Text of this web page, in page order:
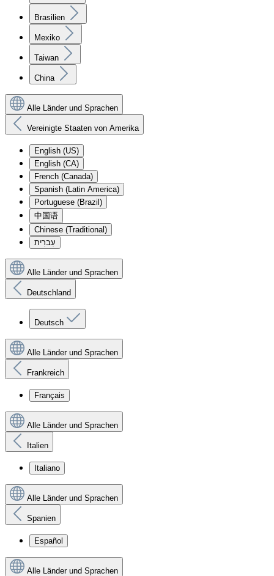
Brasilien
Mexiko
Taiwan
China
Alle Länder und Sprachen
Vereinigte Staaten von Amerika
English (US)
English (CA)
French (Canada)
Spanish (Latin America)
Portuguese (Brazil)
中国语
Chinese (Traditional)
עִברִית
Alle Länder und Sprachen
Deutschland
Deutsch
Alle Länder und Sprachen
Frankreich
Français
Alle Länder und Sprachen
Italien
Italiano
Alle Länder und Sprachen
Spanien
Español
Alle Länder und Sprachen